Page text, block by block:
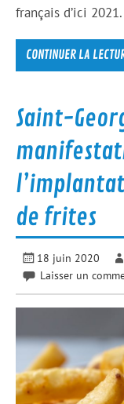
français d’ici
CONTINUER LA
Saint-
de frites
18 juin 2020
Laisser un